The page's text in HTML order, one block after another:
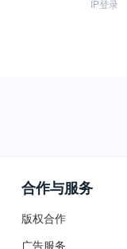
IP登录
合作与服务
版权合作
广告服务